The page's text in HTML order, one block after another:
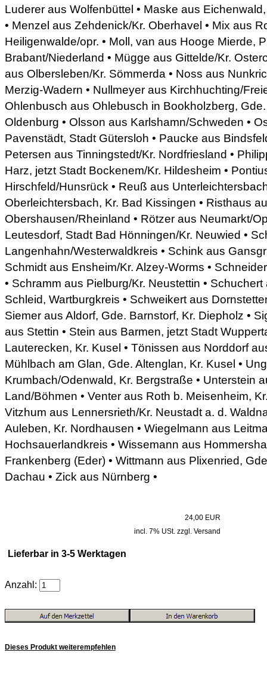
Luderer aus Wolfenbüttel • Maske aus
• Menzel aus Zehdenick/Kr. Oberhavel • Mix aus
Heiligenwalde/opr. • Moll, van aus Hooge Mierde,
Brabant/Niederland • Mügge aus Gittelde/Kr.
aus Olbersleben/Kr. Sömmerda • Noss aus
Merzig-Wadern • Nullmeyer aus Kirchhuchting/
Ohlenbusch aus Ohlebusch in Bookholzberg,
Oldenburg • Olsson aus Karlshamn/Schweden •
Pavenstädt, Stadt Gütersloh • Paucke aus
Petersen aus Tinningstedt/Kr. Nordfriesland •
Harz, jetzt Stadt Bockenem/Kr. Hildesheim •
Hirschfeld/Hunsrück • Reuß aus
Oberleichtersbach, Kr. Bad Kissingen • Risthaus
Obershausen/Rheinland • Rötzer aus Neumarkt/
Leutesdorf, Stadt Bad Hönningen/Kr. Neuwied •
Langenhahn/Westerwaldkreis • Schink aus
Schmidt aus Ensheim/Kr. Alzey-Worms •
• Schramm aus Pielburg/Kr. Neustettin •
Schleid, Wartburgkreis • Schweikert aus
Siemer aus Aldorf, Gde. Barnstorf, Kr. Diepholz •
aus Stettin • Stein aus Barmen, jetzt Stadt
Lauterecken, Kr. Kusel • Tönissen aus Norddorf
Mühlbach am Glan, Gde. Altenglan, Kr. Kusel •
Krumbach/Odenwald, Kr. Bergstraße • Unterstein
Land/Böhmen • Venter aus Roth b. Meisenheim,
Vitzhum aus Lennersrieth/Kr. Neustadt a. d.
Auleben, Kr. Nordhausen • Wiegelmann aus
Hochsauerlandkreis • Wissemann aus
Frankenberg (Eder) • Wittmann aus Plixenried,
Dachau • Zick aus Nürnberg •
24,00 EUR
incl. 7% USt. zzgl. Versand
Lieferbar in 3-5 Werktagen
Anzahl:
Dieses Produkt weiterempfehlen